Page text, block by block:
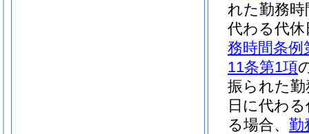
れた勤務
代わる代
務時間条例
11条第1項
振られた
日に代わ
る場合、 勤